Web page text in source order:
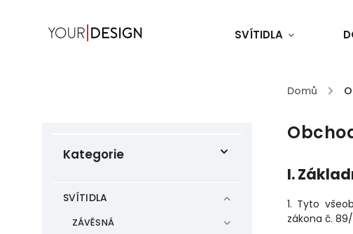
SVÍTIDLA
Domů /
Kategorie
SVÍTIDLA
ZÁVĚSNÁ
I.
1. Tyto
zákona č.